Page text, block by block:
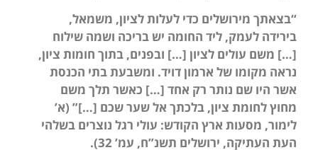
“בצאתך מירושלים כדי לעלות לציון, משמאל,
בירידה לעמק, ליד החומה יש בריכה ושמה שילוח
[…] משם עולים לציון […] ובפנים, בתוך חומות ציון,
נראה מקומו של ארמון דויד. ומשבעת בתי הכנסת
אשר היו שם נותר רק אחד […] כאשר תלך משם
מחוץ לחומת ציון, בלכתך אל שער שכם […]” (א’
לימור, מסעות ארץ הקודש: עולי רגל נוצרים בשלהי
העת העתיקה, ירושלים תשנ”ח, עמ’ 32).